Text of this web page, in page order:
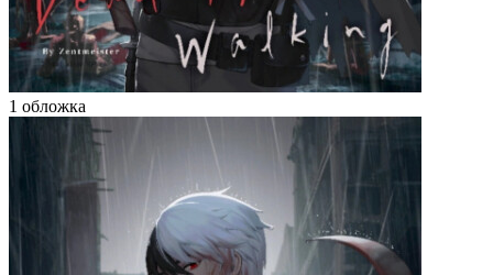
1 обложка